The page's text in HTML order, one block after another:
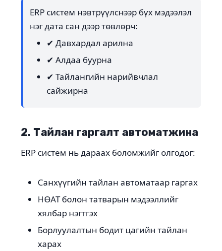
ERP систем нэвтрүүлснээр бүх мэдээлэл
нэг дата сан дээр төвлөрч:
✔ Давхардал арилна
✔ Алдаа буурна
✔ Тайлангийн нарийвчлал
сайжирна
2. Тайлан гаргалт автоматжина
ERP систем нь дараах боломжийг олгодог:
Санхүүгийн тайлан автоматаар гаргах
НӨАТ болон татварын мэдээллийг
хялбар нэгтгэх
Борлуулалтын бодит цагийн тайлан
харах